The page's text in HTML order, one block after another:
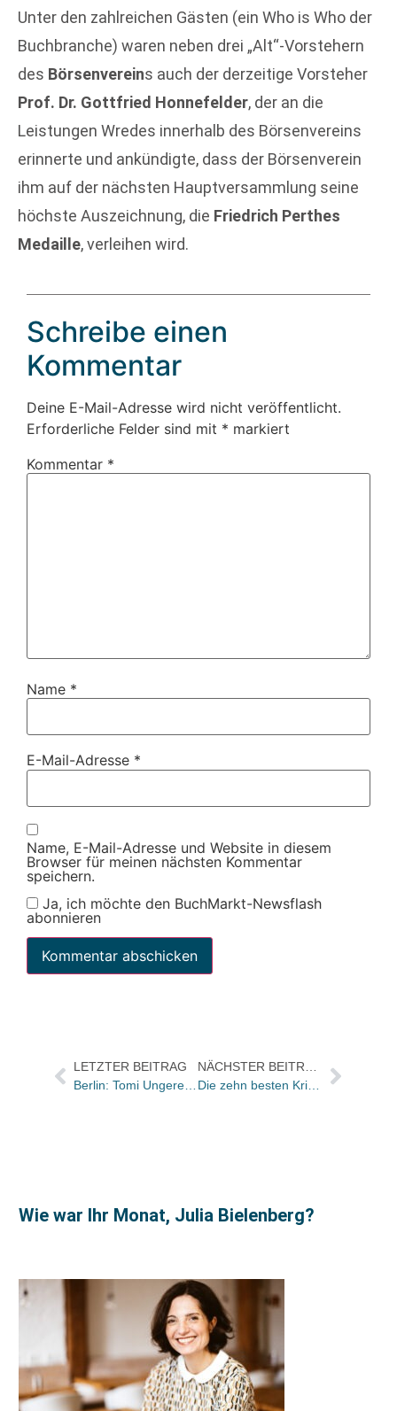
Unter den zahlreichen Gästen (ein Who is Who der
Buchbranche) waren neben drei „Alt“-Vorstehern
des Börsenvereins auch der derzeitige Vorsteher
Prof. Dr. Gottfried Honnefelder, der an die
Leistungen Wredes innerhalb des Börsenvereins
erinnerte und ankündigte, dass der Börsenverein
ihm auf der nächsten Hauptversammlung seine
höchste Auszeichnung, die Friedrich Perthes
Medaille, verleihen wird.
Schreibe einen
Kommentar
Deine E-Mail-Adresse wird nicht veröffentlicht.
Erforderliche Felder sind mit * markiert
Kommentar *
Name *
E-Mail-Adresse *
Name, E-Mail-Adresse und Website in diesem
Browser für meinen nächsten Kommentar
speichern.
Ja, ich möchte den BuchMarkt-Newsflash
abonnieren
LETZTER BEITRAG
Berlin: Tomi Ungerer mit dem Prix de l’Académie de Berlin ausgezeichnet
NÄCHSTER BEITRAG
Die zehn besten Krimis im Dezember / John le Carré auf Platz eins
Wie war Ihr Monat, Julia Bielenberg?